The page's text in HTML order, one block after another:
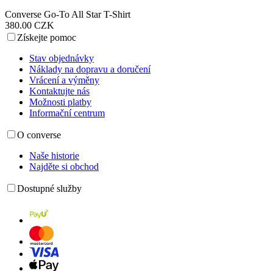
Converse Go-To All Star T-Shirt
380.00 CZK
Získejte pomoc
Stav objednávky
Náklady na dopravu a doručení
Vrácení a výměny
Kontaktujte nás
Možnosti platby
Informační centrum
O converse
Naše historie
Najděte si obchod
Dostupné služby